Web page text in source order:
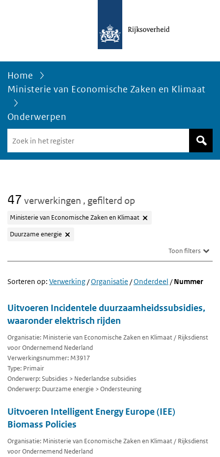
Home
Ministerie van Economische Zaken en Klimaat
Onderwerpen
in
het
47 verwerkingen , gefilterd op
Ministerie van Economische Zaken en Klimaat
Duurzame energie
Toon filters
Sorteren op: Verwerking/Organisatie /Onderdeel /Nummer
Uitvoeren Incidentele duurzaamheidssubsidies,
waaronder elektrisch rijden
Organisatie: Ministerie van Economische Zaken en Klimaat / Rijksdienst
voor Ondernemend Nederland
Verwerkingsnummer: M3917
Type: Primair
Onderwerp: Subsidies > Nederlandse subsidies
Onderwerp: Duurzame energie > Ondersteuning
Uitvoeren Intelligent Energy Europe (IEE)
Biomass Policies
Organisatie: Ministerie van Economische Zaken en Klimaat / Rijksdienst
voor Ondernemend Nederland